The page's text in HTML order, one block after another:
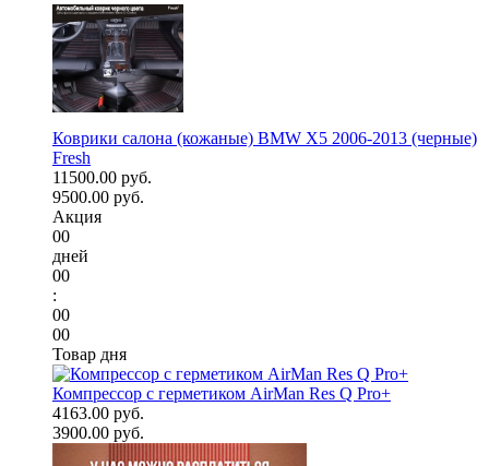
Коврики салона (кожаные) BMW X5 2006-2013 (черные)
Fresh
11500.00 руб.
9500.00 руб.
Акция
00
дней
00
:
00
00
Товар дня
Компрессор с герметиком AirMan Res Q Pro+
4163.00 руб.
3900.00 руб.